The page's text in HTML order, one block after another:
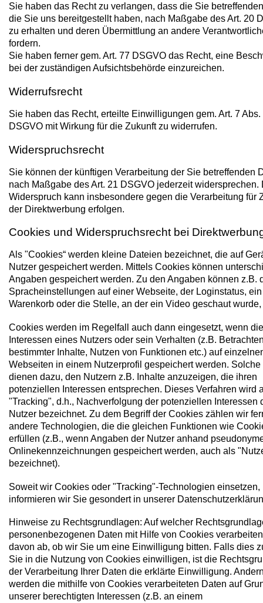
Sie haben das Recht zu verlangen, dass die Sie
die Sie uns bereitgestellt haben, nach Maßgabe des Art. 20
zu erhalten und deren Übermittlung an andere
fordern.
Sie haben ferner gem. Art. 77 DSGVO das Recht, eine
bei der zuständigen Aufsichtsbehörde einzureichen.
Widerrufsrecht
Sie haben das Recht, erteilte Einwilligungen gem. Art. 7 Abs.
DSGVO mit Wirkung für die Zukunft zu widerrufen.
Widerspruchsrecht
Sie können der künftigen Verarbeitung der Sie betreffenden
nach Maßgabe des Art. 21 DSGVO jederzeit widersprechen.
Widerspruch kann insbesondere gegen die Verarbeitung für
der Direktwerbung erfolgen.
Cookies und Widerspruchsrecht bei
Als "Cookies“ werden kleine Dateien bezeichnet, die auf
Nutzer gespeichert werden. Mittels Cookies können
Angaben gespeichert werden. Zu den Angaben können z.B.
Spracheinstellungen auf einer Webseite, der Loginstatus, ein
Warenkorb oder die Stelle, an der ein Video geschaut
Cookies werden im Regelfall auch dann eingesetzt, wenn die
Interessen eines Nutzers oder sein Verhalten (z.B.
bestimmter Inhalte, Nutzen von Funktionen etc.) auf
Webseiten in einem Nutzerprofil gespeichert werden. Solche
dienen dazu, den Nutzern z.B. Inhalte anzuzeigen, die ihren
potenziellen Interessen entsprechen. Dieses Verfahren wird
"Tracking", d.h., Nachverfolgung der potenziellen Interessen
Nutzer bezeichnet. Zu dem Begriff der Cookies zählen wir
andere Technologien, die die gleichen Funktionen wie
erfüllen (z.B., wenn Angaben der Nutzer anhand
Onlinekennzeichnungen gespeichert werden, auch als
bezeichnet).
Soweit wir Cookies oder "Tracking"-Technologien einsetzen,
informieren wir Sie gesondert in unserer
Hinweise zu Rechtsgrundlagen: Auf welcher
personenbezogenen Daten mit Hilfe von Cookies
davon ab, ob wir Sie um eine Einwilligung bitten. Falls dies
Sie in die Nutzung von Cookies einwilligen, ist die
der Verarbeitung Ihrer Daten die erklärte Einwilligung.
werden die mithilfe von Cookies verarbeiteten Daten auf
unserer berechtigten Interessen (z.B. an einem